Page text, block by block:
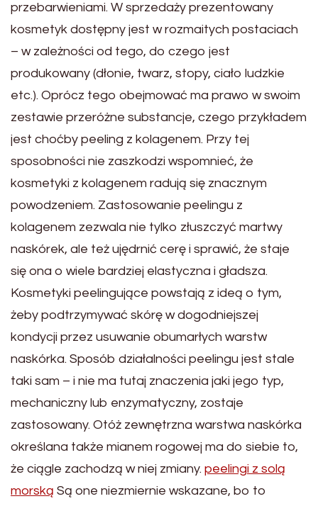
przebarwieniami. W sprzedaży prezentowany
kosmetyk dostępny jest w rozmaitych postaciach
– w zależności od tego, do czego jest
produkowany (dłonie, twarz, stopy, ciało ludzkie
etc.). Oprócz tego obejmować ma prawo w swoim
zestawie przeróżne substancje, czego przykładem
jest choćby peeling z kolagenem. Przy tej
sposobności nie zaszkodzi wspomnieć, że
kosmetyki z kolagenem radują się znacznym
powodzeniem. Zastosowanie peelingu z
kolagenem zezwala nie tylko złuszczyć martwy
naskórek, ale też ujędrnić cerę i sprawić, że staje
się ona o wiele bardziej elastyczna i gładsza.
Kosmetyki peelingujące powstają z ideą o tym,
żeby podtrzymywać skórę w dogodniejszej
kondycji przez usuwanie obumarłych warstw
naskórka. Sposób działalności peelingu jest stale
taki sam – i nie ma tutaj znaczenia jaki jego typ,
mechaniczny lub enzymatyczny, zostaje
zastosowany. Otóż zewnętrzna warstwa naskórka
określana także mianem rogowej ma do siebie to,
że ciągle zachodzą w niej zmiany. peelingi z solą
morską Są one niezmiernie wskazane, bo to